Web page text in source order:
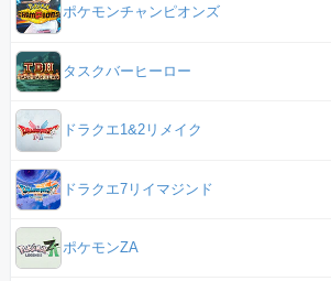
ポケモンチャンピオンズ
タスクバーヒーロー
ドラクエ1&2リメイク
ドラクエ7リイマジンド
ポケモンZA